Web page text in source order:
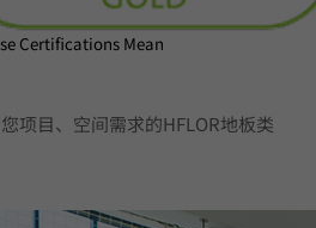
Certifications Mean
项目、空间需求的HFLOR地板类